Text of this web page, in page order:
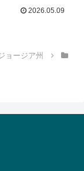
2026.05.09
ョージア州